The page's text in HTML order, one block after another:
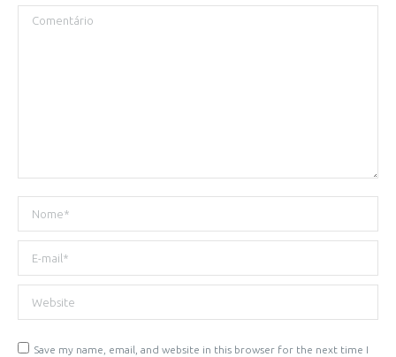
Comentário
Nome *
E-mail *
Website
Save my name, email, and website in this browser for the next time I